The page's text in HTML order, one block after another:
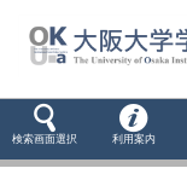
検索画面選択 利用案内